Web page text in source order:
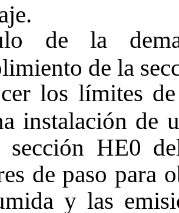
de la
de la
los límites
instalación de
sección HE0
de paso para
y las